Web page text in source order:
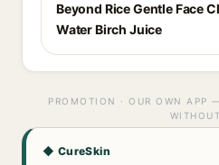
Beyond Rice Gentle Face
Water Birch Juice
PROMOTION · OUR OWN APP
◆ CureSkin